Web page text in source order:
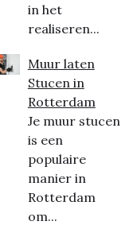
in het
realiseren...
Muur laten
Stucen in
Rotterdam
Je muur stucen
is een
populaire
manier in
Rotterdam
om...